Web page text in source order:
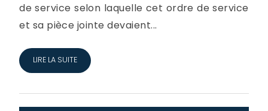
de service selon laquelle cet ordre de service
et sa pièce jointe devaient...
LIRE LA SUITE